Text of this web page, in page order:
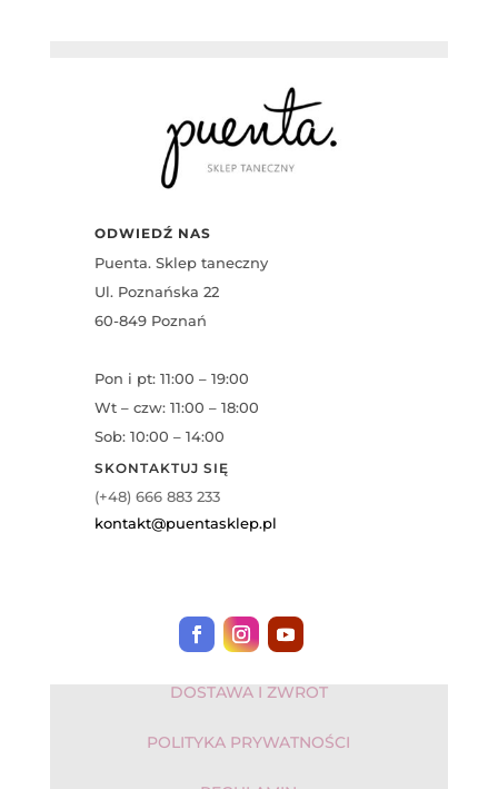
ODWIEDŹ NAS
Puenta. Sklep taneczny
Ul. Poznańska 22
60-849 Poznań
Pon i pt: 11:00 – 19:00
Wt – czw: 11:00 – 18:00
Sob: 10:00 – 14:00
SKONTAKTUJ SIĘ
(+48) 666 883 233
kontakt@puentasklep.pl
DOSTAWA I ZWROT
POLITYKA PRYWATNOŚCI